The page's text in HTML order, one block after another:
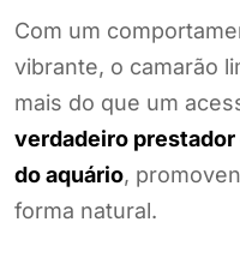
Com um
vibrante, o camarão
mais do que um
verdadeiro
do aquário,
forma natural.